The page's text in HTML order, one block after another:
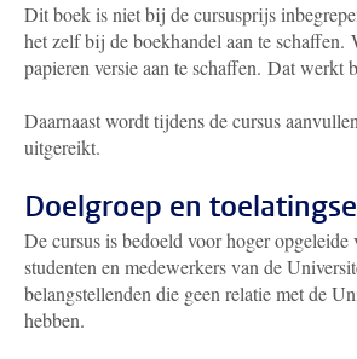
Dit boek is niet bij de cursusprijs
het zelf bij de boekhandel aan te schaffen.
papieren versie aan te schaffen. Dat werkt
Daarnaast wordt tijdens de cursus
uitgereikt.
Doelgroep en
De cursus is bedoeld voor hoger opgeleide
studenten en medewerkers van de
belangstellenden die geen relatie met de
hebben.